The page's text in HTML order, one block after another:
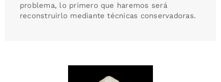
problema, lo primero que haremos será
reconstruirlo mediante técnicas conservadoras.